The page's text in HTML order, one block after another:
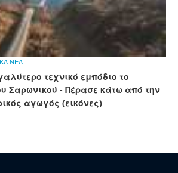
ΝΕΑ
τεχνικό εμπόδιο το
Σαρωνικού - Πέρασε κάτω από την
αγωγός (εικόνες)